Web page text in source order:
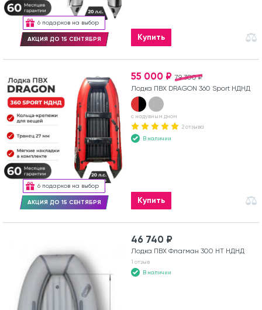
6 подарков на выбор
АКЦИЯ ДО 15 СЕНТЯБРЯ Купить
6 подарков на выбор
АКЦИЯ ДО 15 СЕНТЯБРЯ
79 300 ₽
55 000 ₽
Лодка ПВХ DRAGON 360 Sport НДНД
с надувным дном
2 отзыва
В наличии
Купить
46 740 ₽
Лодка ПВХ Флагман 300 HT НДНД
1 отзыв
В наличии